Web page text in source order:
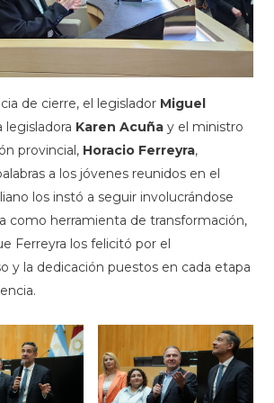
de cierre, el legislador Miguel
legisladora Karen Acuñay el ministro
provincial, Horacio Ferreyra,
a los jóvenes reunidos en el
los instó a seguir involucrándose
como herramienta de transformación,
Ferreyra los felicitó por el
y la dedicación puestos en cada etapa